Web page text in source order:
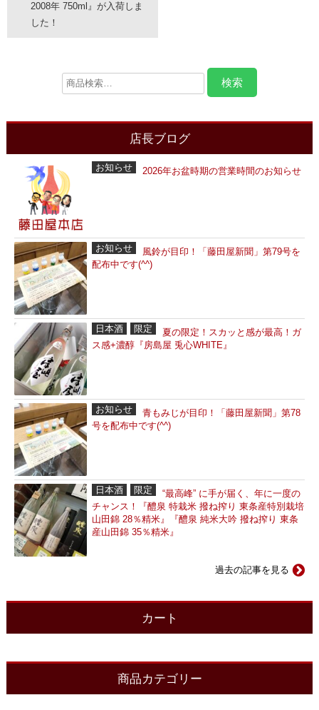
2008年 750ml』が入荷しま
した！
店長ブログ
お知らせ 2026年お盆時期の営業時間のお知らせ
お知らせ
風鈴が目印！「藤田屋新聞」第79号を
配布中です(^^)
日本酒 限定
夏の限定！スカッと感が最高！ガ
ス感+濃醇『房島屋 兎心WHITE』
お知らせ
青もみじが目印！「藤田屋新聞」第78
号を配布中です(^^)
日本酒 限定
“最高峰” に手が届く、年に一度の
チャンス！『醴泉 特栽米 撥ね搾り 東条産特別栽培
山田錦 28％精米』『醴泉 純米大吟 撥ね搾り 東条
産山田錦 35％精米』
過去の記事を見る
カート
商品カテゴリー